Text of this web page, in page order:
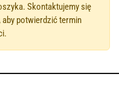
Skontaktujemy się
aby potwierdzić termin